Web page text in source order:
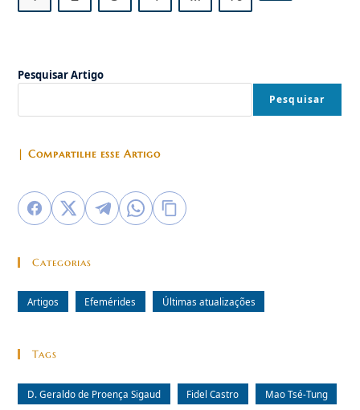
Pesquisar Artigo
Pesquisar
| Compartilhe esse Artigo
Categorias
Artigos Efemérides Últimas atualizações
Tags
D. Geraldo de Proença Sigaud Fidel Castro Mao Tsé-Tung